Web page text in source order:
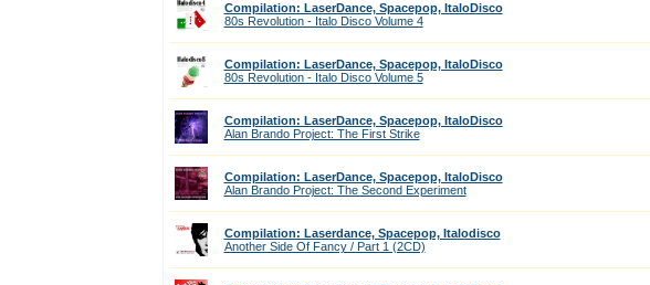
Compilation: LaserDance, Spacepop, ItaloDisco
80s Revolution - Italo Disco Volume 4
Compilation: LaserDance, Spacepop, ItaloDisco
80s Revolution - Italo Disco Volume 5
Compilation: LaserDance, Spacepop, ItaloDisco
Alan Brando Project: The First Strike
Compilation: LaserDance, Spacepop, ItaloDisco
Alan Brando Project: The Second Experiment
Compilation: Laserdance, Spacepop, Italodisco
Another Side Of Fancy / Part 1 (2CD)